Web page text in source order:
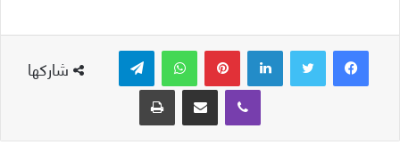
شاركها
لينكدإن بينتيريست واتساب
ڤايبر
مشاركة عبر البريد طباعة